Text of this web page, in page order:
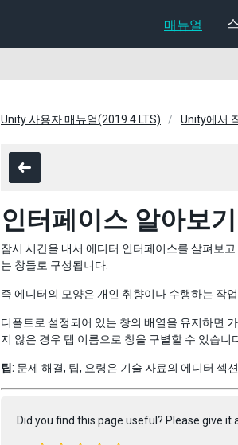
매뉴얼
Unity 사용자 매뉴얼(2019.4 LTS) Unity에서
인터페이스 알아보기
잠시 시간을 내서 에디터 인터페이스를 살펴보
는 창들로 구성됩니다.
즉 에디터의 모양은 개인 취향이나 수행하는 작
디폴트로 설정되어 있는 창의 배열을 유지하면
지 않은 경우 탭 이름으로 창을 구별할 수 있습니
팁: 문제 해결, 팁, 요령은 기술 자료의 에디터 섹션
Did you find this page useful? Please give it